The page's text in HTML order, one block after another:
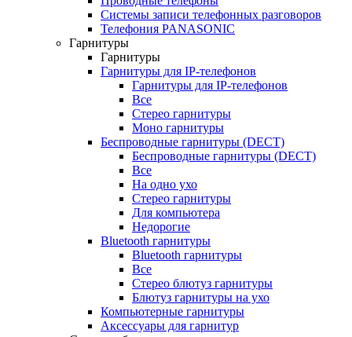
Системы записи телефонных разговоров
Телефония PANASONIC
Гарнитуры
Гарнитуры
Гарнитуры для IP-телефонов
Гарнитуры для IP-телефонов
Все
Стерео гарнитуры
Моно гарнитуры
Беспроводные гарнитуры (DECT)
Беспроводные гарнитуры (DECT)
Все
На одно ухо
Стерео гарнитуры
Для компьютера
Недорогие
Bluetooth гарнитуры
Bluetooth гарнитуры
Все
Стерео блютуз гарнитуры
Блютуз гарнитуры на ухо
Компьютерные гарнитуры
Аксессуары для гарнитур